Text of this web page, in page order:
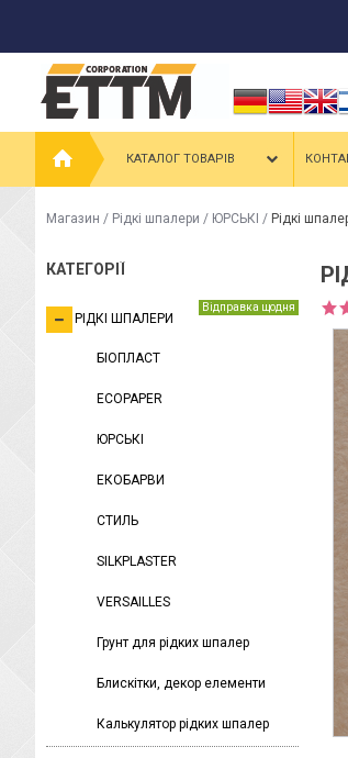
КАТАЛОГ ТОВАРІВ
Магазин / Рідкі шпалери / ЮРСЬКІ / Рідкі
КАТЕГОРІЇ
РІДКІ ШПАЛЕРИ
Відправка щодня
БІОПЛАСТ
ECOPAPER
ЮРСЬКІ
ЕКОБАРВИ
СТИЛЬ
SILKPLASTER
VERSAILLES
Грунт для рідких шпалер
Блискітки, декор елементи
Калькулятор рідких шпалер